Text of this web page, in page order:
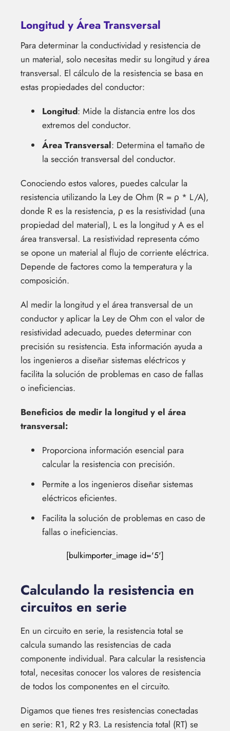
Longitud y Área Transversal
Para determinar la conductividad y resistencia de
un material, solo necesitas medir su longitud y área
transversal. El cálculo de la resistencia se basa en
estas propiedades del conductor:
Longitud: Mide la distancia entre los dos
extremos del conductor.
Área Transversal: Determina el tamaño de
la sección transversal del conductor.
Conociendo estos valores, puedes calcular la
resistencia utilizando la Ley de Ohm (R = ρ * L/A),
donde R es la resistencia, ρ es la resistividad (una
propiedad del material), L es la longitud y A es el
área transversal. La resistividad representa cómo
se opone un material al flujo de corriente eléctrica.
Depende de factores como la temperatura y la
composición.
Al medir la longitud y el área transversal de un
conductor y aplicar la Ley de Ohm con el valor de
resistividad adecuado, puedes determinar con
precisión su resistencia. Esta información ayuda a
los ingenieros a diseñar sistemas eléctricos y
facilita la solución de problemas en caso de fallas
o ineficiencias.
Beneficios de medir la longitud y el área
transversal:
Proporciona información esencial para
calcular la resistencia con precisión.
Permite a los ingenieros diseñar sistemas
eléctricos eficientes.
Facilita la solución de problemas en caso de
fallas o ineficiencias.
[bulkimporter_image id='5']
Calculando la resistencia en
circuitos en serie
En un circuito en serie, la resistencia total se
calcula sumando las resistencias de cada
componente individual. Para calcular la resistencia
total, necesitas conocer los valores de resistencia
de todos los componentes en el circuito.
Digamos que tienes tres resistencias conectadas
en serie: R1, R2 y R3. La resistencia total (RT) se